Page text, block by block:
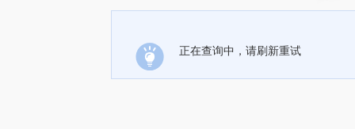
正在查询中，请刷新重试